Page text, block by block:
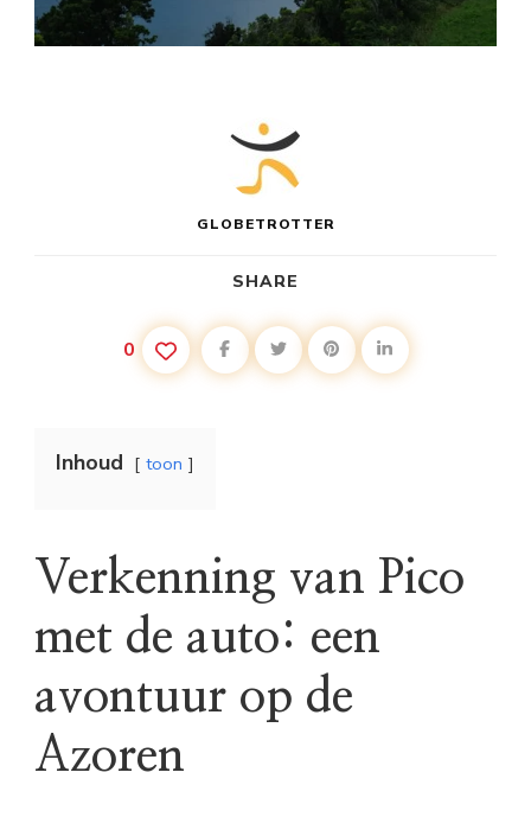
GLOBETROTTER
SHARE
0
Inhoud toon
Verkenning van Pico
met de auto: een
avontuur op de
Azoren